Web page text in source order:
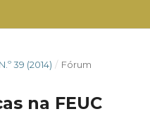
N.º 39 (2014) / Fórum
na FEUC